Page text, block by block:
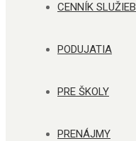
CENNÍK SLUŽIEB
PODUJATIA
PRE ŠKOLY
PRENÁJMY